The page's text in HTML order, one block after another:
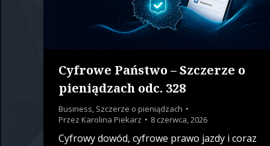
Cyfrowe Państwo – Szczerze o
pieniądzach odc. 328
Business, Szczerze o pieniądzach
Przez Karolina Piekarz 8 czerwca, 2026
Cyfrowy dowód, cyfrowe prawo jazdy i coraz